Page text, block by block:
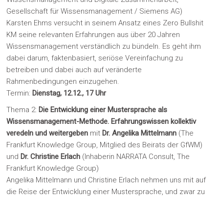
Gesellschaft für Wissensmanagement / Siemens AG)
Karsten Ehms versucht in seinem Ansatz eines Zero Bullshit
KM seine relevanten Erfahrungen aus über 20 Jahren
Wissensmanagement verständlich zu bündeln. Es geht ihm
dabei darum, faktenbasiert, seriöse Vereinfachung zu
betreiben und dabei auch auf veränderte
Rahmenbedingungen einzugehen.
Termin: Dienstag, 12.12., 17 Uhr
Thema 2: Die Entwicklung einer Mustersprache als
Wissensmanagement-Methode. Erfahrungswissen kollektiv
veredeln und weitergeben mit Dr. Angelika Mittelmann (The
Frankfurt Knowledge Group, Mitglied des Beirats der GfWM)
und Dr. Christine Erlach (Inhaberin NARRATA Consult, The
Frankfurt Knowledge Group)
Angelika Mittelmann und Christine Erlach nehmen uns mit auf
die Reise der Entwicklung einer Mustersprache, und zwar zu